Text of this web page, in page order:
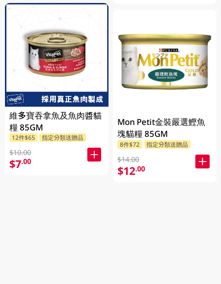
維多寶吞拿魚及魚肉醬貓
糧 85GM
12件$65 指定分類送贈品
$10.00
$7.00
Mon Petit金裝嚴選鰹魚
塊貓糧 85GM
8件$72 指定分類送贈品
$14.00
$12.00